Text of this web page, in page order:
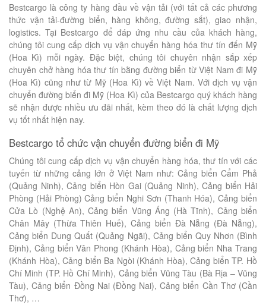
Bestcargo là công ty hàng đầu về vận tải (với tất cả các phương
thức vận tải-đường biển, hàng không, đường sắt), giao nhận,
logistics. Tại Bestcargo để đáp ứng nhu cầu của khách hàng,
chúng tôi cung cấp dịch vụ vận chuyển hàng hóa thư tín đến Mỹ
(Hoa Kì) mỗi ngày. Đặc biệt, chúng tôi chuyên nhận sắp xếp
chuyên chở hàng hóa thư tín bằng đường biển từ Việt Nam đi Mỹ
(Hoa Kì) cũng như từ Mỹ (Hoa Kì) về Việt Nam. Với dịch vụ vận
chuyển đường biển đi Mỹ (Hoa Kì) của Bestcargo quý khách hàng
sẽ nhận được nhiều ưu đãi nhất, kèm theo đó là chất lượng dịch
vụ tốt nhất hiện nay.
Bestcargo tổ chức vận chuyển đường biển đi Mỹ
Chúng tôi cung cấp dịch vụ vận chuyển hàng hóa, thư tín với các
tuyến từ những cảng lớn ở Việt Nam như: Cảng biển Cẩm Phả
(Quảng Ninh), Cảng biển Hòn Gai (Quảng Ninh), Cảng biển Hải
Phòng (Hải Phòng) Cảng biển Nghi Sơn (Thanh Hóa), Cảng biển
Cửa Lò (Nghệ An), Cảng biển Vũng Áng (Hà Tĩnh), Cảng biển
Chân Mây (Thừa Thiên Huế), Cảng biển Đà Nẵng (Đà Nẵng),
Cảng biển Dung Quất (Quảng Ngãi), Cảng biển Quy Nhơn (Bình
Định), Cảng biển Vân Phong (Khánh Hòa), Cảng biển Nha Trang
(Khánh Hòa), Cảng biển Ba Ngòi (Khánh Hòa), Cảng biển TP. Hồ
Chí Minh (TP. Hồ Chí Minh), Cảng biển Vũng Tàu (Bà Rịa – Vũng
Tàu), Cảng biển Đồng Nai (Đồng Nai), Cảng biển Cần Thơ (Cần
Thơ), …